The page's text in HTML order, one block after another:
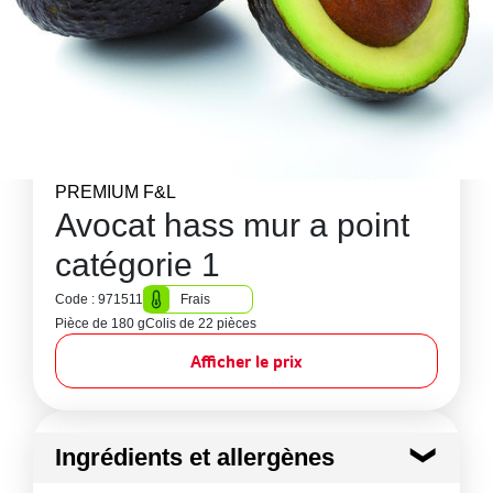
PREMIUM F&L
Avocat hass mur a point
catégorie 1
Code : 971511
Frais
Pièce de 180 gColis de 22 pièces
Afficher le prix
Ingrédients et allergènes